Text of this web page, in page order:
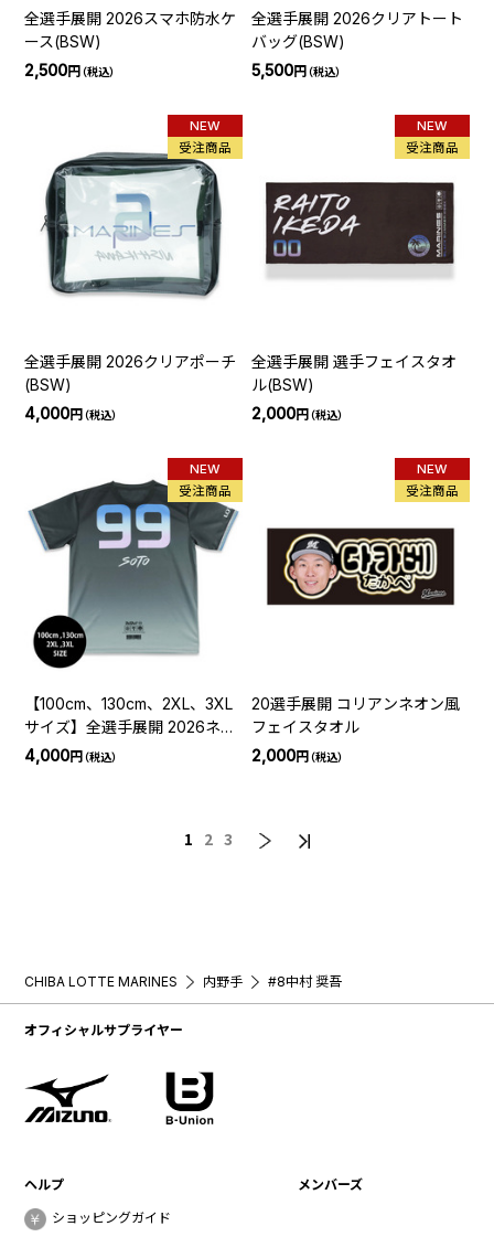
全選手展開 2026スマホ防水ケ
ース(BSW)
2,500円（税込）
全選手展開 2026クリアトート
バッグ(BSW)
5,500円（税込）
NEW
受注商品
全選手展開 2026クリアポーチ
(BSW)
4,000円（税込）
NEW
受注商品
全選手展開 選手フェイスタオ
ル(BSW)
2,000円（税込）
NEW
受注商品
【100cm、130cm、2XL、3XL
サイズ】全選手展開 2026ネー
ム＆ナンバーTシャツ(BSW)
4,000円（税込）
NEW
受注商品
20選手展開 コリアンネオン風
フェイスタオル
2,000円（税込）
1 2 3
CHIBA LOTTE MARINES 内野手 #8中村 奨吾
オフィシャルサプライヤー
ヘルプ
ショッピングガイド
メンバーズ